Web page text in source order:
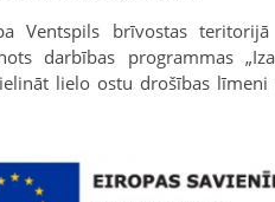
Ventspils brīvostas teritorijā
darbības programmas
lielo ostu drošības